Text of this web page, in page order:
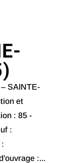
SAINTE-
et
: 85 -
:
:...